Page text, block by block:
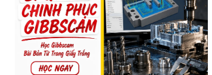
Trọn Bộ Giáo Trình Tự Học Solidworks
Cho Người Mới | Chuẩn Từ Trang Giấy
Trắng
Tài Liệu Soldiworks | SolidWorks Parts
Bible